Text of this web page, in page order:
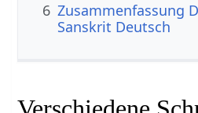
6 Zusammenfassung
Sanskrit Deutsch